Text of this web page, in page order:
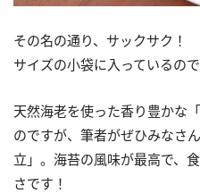
その名の通り、サックサク！
サイズの小袋に入っているの
天然海老を使った香り豊かな
のですが、筆者がぜひみなさ
立」。海苔の風味が最高で、
さです！